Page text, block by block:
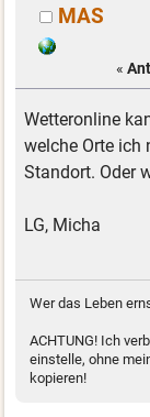
MAS
«
Wetteronline
welche Orte ich
Standort. Oder
LG, Micha
Wer das Leben
ACHTUNG! Ich
einstelle, ohne
kopieren!